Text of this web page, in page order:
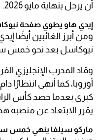
أن يرحل بنهاية مايو 2026.
إيدي هاو يطوي صفحة
ومن أبرز الغائبين أيضًا
نيوكاسل بعد نحو خمس
وقاد المدرب الإنجليزي
يقرر الابتعاد عن منصبه
ماركو سيلفا ينهي خمس